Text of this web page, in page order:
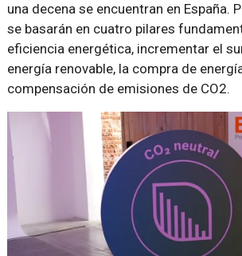
una decena se encuentran en España.
se basarán en cuatro pilares
eficiencia energética, incrementar el
energía renovable, la compra de
compensación de emisiones de CO2.